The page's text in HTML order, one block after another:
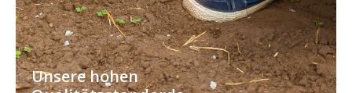
Unsere hohen